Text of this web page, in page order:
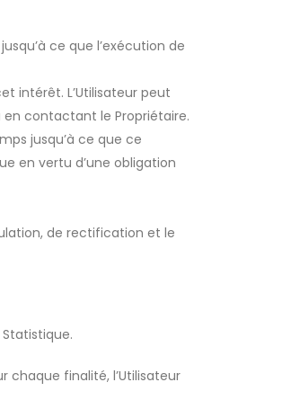
ce que l’exécution de
intérêt. L’Utilisateur peut
contactant le Propriétaire.
jusqu’à ce que ce
en vertu d’une obligation
de rectification et le
finalité, l’Utilisateur